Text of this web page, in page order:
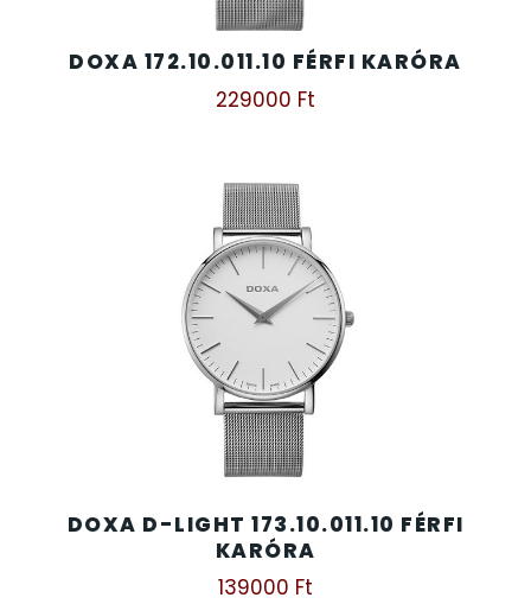
DOXA 172.10.011.10 FÉRFI KARÓRA
229000 Ft
DOXA D-LIGHT 173.10.011.10 FÉRFI
KARÓRA
139000 Ft